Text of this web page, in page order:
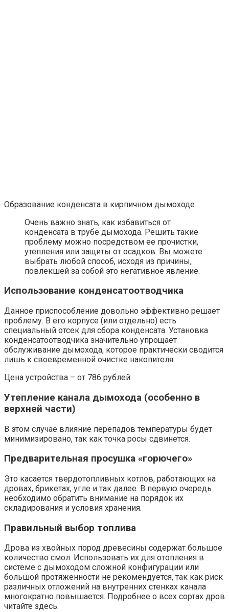
Образование конденсата в кирпичном дымоходе
Очень важно знать, как избавиться от
конденсата в трубе дымохода. Решить такие
проблему можно посредством ее прочистки,
утепления или защиты от осадков. Вы можете
выбрать любой способ, исходя из причины,
повлекшей за собой это негативное явление.
Использование конденсатоотводчика
Данное приспособление довольно эффективно решает
проблему. В его корпусе (или отдельно) есть
специальный отсек для сбора конденсата. Установка
конденсатоотводчика значительно упрощает
обслуживание дымохода, которое практически сводится
лишь к своевременной очистке накопителя.
Цена устройства – от 786 рублей.
Утепление канала дымохода (особенно в
верхней части)
В этом случае влияние перепадов температуры будет
минимизировано, так как точка росы сдвинется.
Предварительная просушка «горючего»
Это касается твердотопливных котлов, работающих на
дровах, брикетах, угле и так далее. В первую очередь
необходимо обратить внимание на порядок их
складирования и условия хранения.
Правильный выбор топлива
Дрова из хвойных пород древесины содержат большое
количество смол. Использовать их для отопления в
системе с дымоходом сложной конфигурации или
большой протяженности не рекомендуется, так как риск
различных отложений на внутренних стенках канала
многократно повышается. Подробнее о всех сортах дров
читайте здесь.